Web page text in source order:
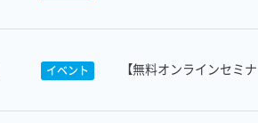
イベント 【無料オンラインセミ